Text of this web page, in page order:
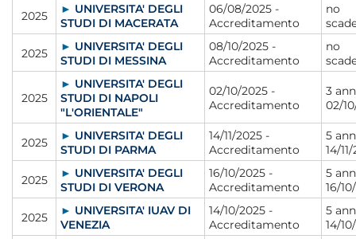
2025 ► UNIVERSITA' DEGLI
STUDI DI MACERATA
06/08/2025 -
Accreditamento
no
2025 ► UNIVERSITA' DEGLI
STUDI DI MESSINA
08/10/2025 -
Accreditamento
no
2025
► UNIVERSITA' DEGLI
STUDI DI NAPOLI
"L'ORIENTALE"
02/10/2025 -
Accreditamento
3
02/
2025 ► UNIVERSITA' DEGLI
STUDI DI PARMA
14/11/2025 -
Accreditamento
5
14/
2025 ► UNIVERSITA' DEGLI
STUDI DI VERONA
16/10/2025 -
Accreditamento
5
16/
2025 ► UNIVERSITA' IUAV DI
VENEZIA
14/10/2025 -
Accreditamento
5
14/